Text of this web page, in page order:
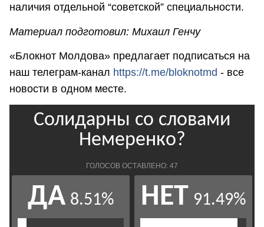
наличия отдельной “советской” специальности.
Материал подготовил: Михаил Генчу
«Блокнот Молдова» предлагает подписаться на
наш телеграм-канал https://t.me/bloknotmd - все
новости в одном месте.